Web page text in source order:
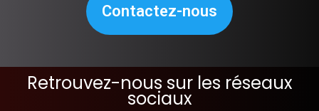
Contactez-nous
Retrouvez-nous sur les réseaux
sociaux